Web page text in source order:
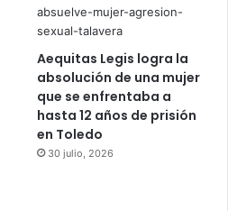
Aequitas Legis logra la
absolución de una mujer
que se enfrentaba a
hasta 12 años de prisión
en Toledo
30 julio, 2026